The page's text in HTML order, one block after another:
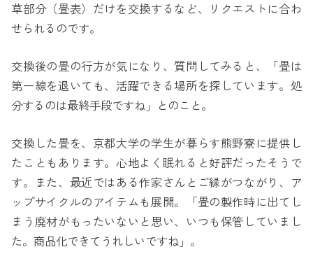
草部分（畳表）だけを交換するなど、リクエストに合わ
せられるのです。
交換後の畳の行方が気になり、質問してみると、「畳は
第一線を退いても、活躍できる場所を探しています。処
分するのは最終手段ですね」とのこと。
交換した畳を、京都大学の学生が暮らす熊野寮に提供し
たこともあります。心地よく眠れると好評だったそうで
す。また、最近ではある作家さんとご縁がつながり、ア
ップサイクルのアイテムも展開。「畳の製作時に出てし
まう廃材がもったいないと思い、いつも保管していまし
た。商品化できてうれしいですね」。